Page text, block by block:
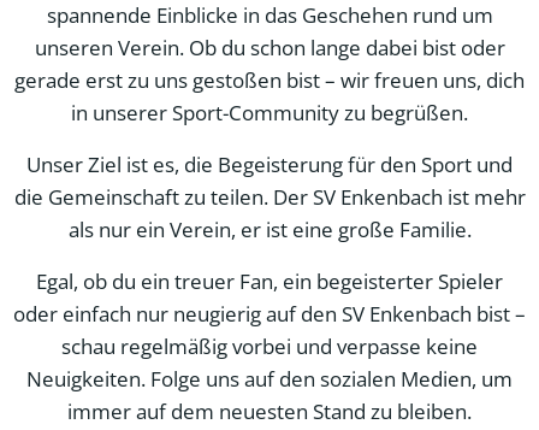
spannende Einblicke in das Geschehen rund um
unseren Verein. Ob du schon lange dabei bist oder
gerade erst zu uns gestoßen bist – wir freuen uns, dich
in unserer Sport-Community zu begrüßen.
Unser Ziel ist es, die Begeisterung für den Sport und
die Gemeinschaft zu teilen. Der SV Enkenbach ist mehr
als nur ein Verein, er ist eine große Familie.
Egal, ob du ein treuer Fan, ein begeisterter Spieler
oder einfach nur neugierig auf den SV Enkenbach bist –
schau regelmäßig vorbei und verpasse keine
Neuigkeiten. Folge uns auf den sozialen Medien, um
immer auf dem neuesten Stand zu bleiben.